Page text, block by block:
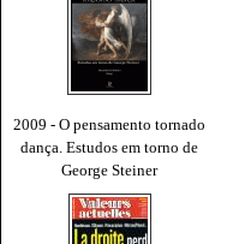
2009 - O pensamento tornado
dança. Estudos em torno de
George Steiner